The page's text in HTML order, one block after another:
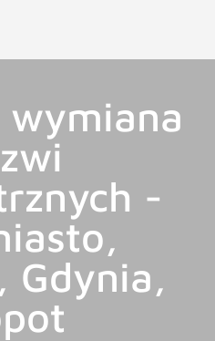
wymiana
-
Gdynia,